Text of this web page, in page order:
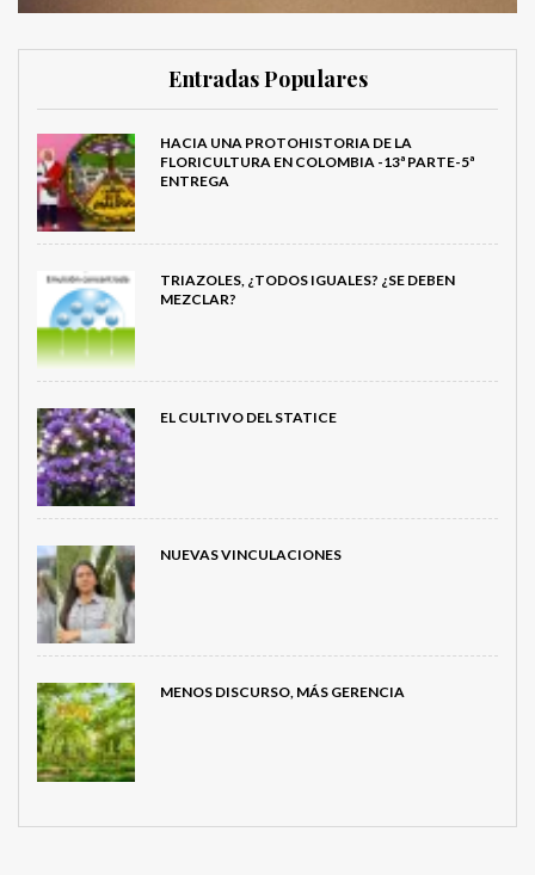
Entradas Populares
HACIA UNA PROTOHISTORIA DE LA
FLORICULTURA EN COLOMBIA -13ª PARTE-5ª
ENTREGA
TRIAZOLES, ¿TODOS IGUALES? ¿SE DEBEN
MEZCLAR?
EL CULTIVO DEL STATICE
NUEVAS VINCULACIONES
MENOS DISCURSO, MÁS GERENCIA